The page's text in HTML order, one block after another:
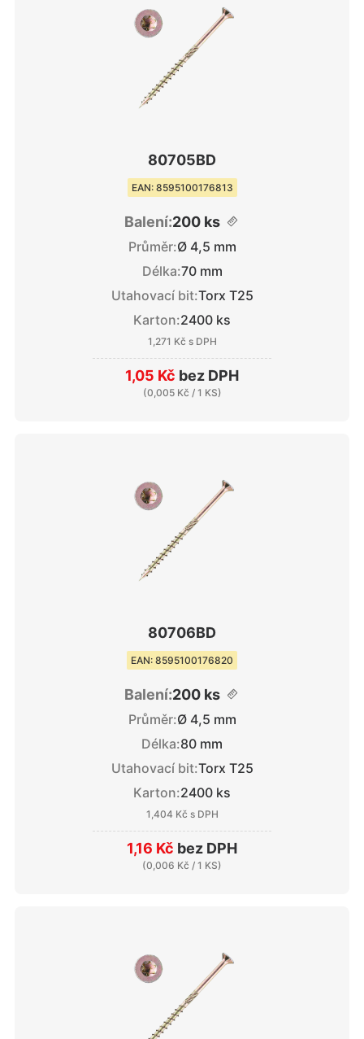
80705BD
EAN: 8595100176813
Balení:200 ks
Průměr:Ø 4,5 mm
Délka:70 mm
Utahovací bit:Torx T25
Karton:2400 ks
1,271 Kč s DPH
1,05 Kč bez DPH
(0,005 Kč / 1 KS)
80706BD
EAN: 8595100176820
Balení:200 ks
Průměr:Ø 4,5 mm
Délka:80 mm
Utahovací bit:Torx T25
Karton:2400 ks
1,404 Kč s DPH
1,16 Kč bez DPH
(0,006 Kč / 1 KS)